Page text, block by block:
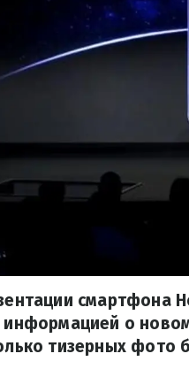
смартфона
информацией о
тизерных фото